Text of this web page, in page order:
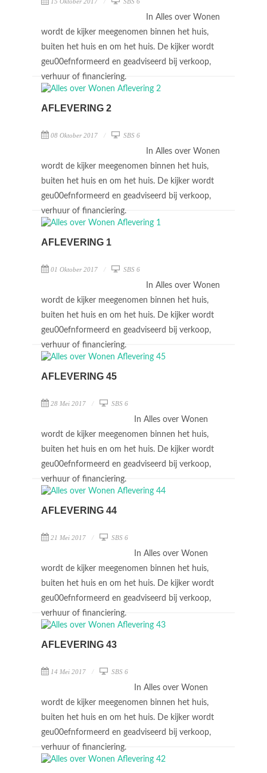
In Alles over Wonen
wordt de kijker meegenomen binnen het huis,
buiten het huis en om het huis. De kijker wordt
geu00efnformeerd en geadviseerd bij verkoop,
verhuur of financiering.
AFLEVERING 2
08 Oktober 2017 SBS 6
In Alles over Wonen
wordt de kijker meegenomen binnen het huis,
buiten het huis en om het huis. De kijker wordt
geu00efnformeerd en geadviseerd bij verkoop,
verhuur of financiering.
AFLEVERING 1
01 Oktober 2017 SBS 6
In Alles over Wonen
wordt de kijker meegenomen binnen het huis,
buiten het huis en om het huis. De kijker wordt
geu00efnformeerd en geadviseerd bij verkoop,
verhuur of financiering.
AFLEVERING 45
28 Mei 2017 SBS 6
In Alles over Wonen
wordt de kijker meegenomen binnen het huis,
buiten het huis en om het huis. De kijker wordt
geu00efnformeerd en geadviseerd bij verkoop,
verhuur of financiering.
AFLEVERING 44
21 Mei 2017 SBS 6
In Alles over Wonen
wordt de kijker meegenomen binnen het huis,
buiten het huis en om het huis. De kijker wordt
geu00efnformeerd en geadviseerd bij verkoop,
verhuur of financiering.
AFLEVERING 43
14 Mei 2017 SBS 6
In Alles over Wonen
wordt de kijker meegenomen binnen het huis,
buiten het huis en om het huis. De kijker wordt
geu00efnformeerd en geadviseerd bij verkoop,
verhuur of financiering.